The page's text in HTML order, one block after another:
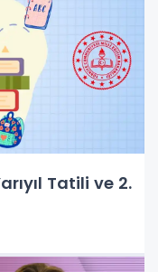
Tatili ve 2.